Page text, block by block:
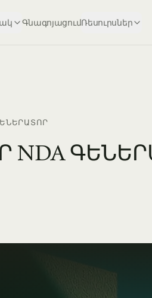
ԳնագոյացումՌեսուրսներ
ԳԵՆԵՐԱՏՈՐ
NDA